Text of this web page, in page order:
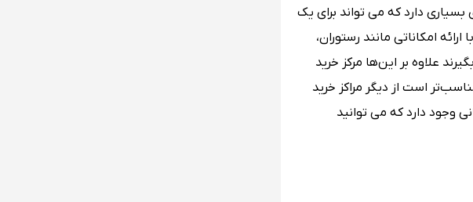
بسیاری دارد که می تواند برای یک
امکاناتی مانند رستوران،
علاوه بر این‌ها مرکز خرید
است از دیگر مراکز خرید
وجود دارد که می توانید